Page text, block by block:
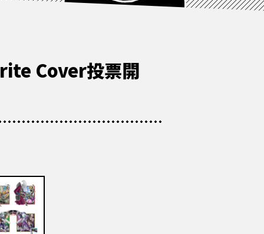
Cover投票開